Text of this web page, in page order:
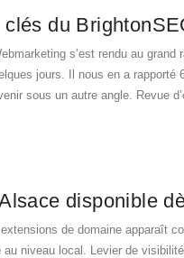
du
s’est rendu au
jours. Il nous en a
sous un autre angle. Revue
disponible
extensions de domaine apparaît
niveau local. Levier de